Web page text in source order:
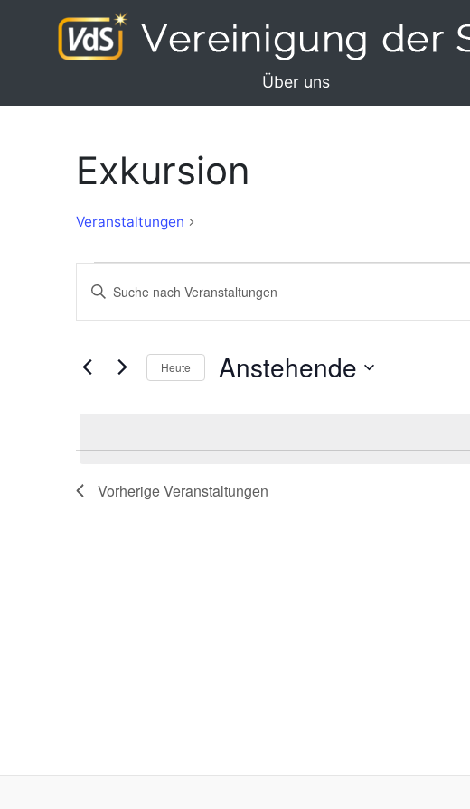
Über uns
Exkursion
Veranstaltungen
Veranstaltungen
Veranstaltungen
Suche
Ansichten,
Bitte
nach
Heute Anstehende
VorherigeVeranstaltungen